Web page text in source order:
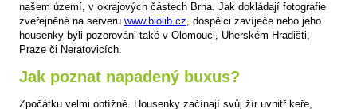
našem území, v okrajových částech Brna. Jak dokládají fotografie
zveřejněné na serveru www.biolib.cz, dospělci zavíječe nebo jeho
housenky byli pozorováni také v Olomouci, Uherském Hradišti,
Praze či Neratovicích.
Jak poznat napadený buxus?
Zpočátku velmi obtížně. Housenky začínají svůj žír uvnitř keře,